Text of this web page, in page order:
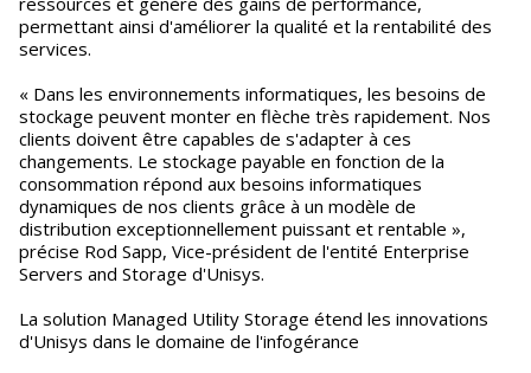
permettant ainsi d'améliorer la qualité et la rentabilité des
services.
« Dans les environnements informatiques, les besoins de
stockage peuvent monter en flèche très rapidement. Nos
clients doivent être capables de s'adapter à ces
changements. Le stockage payable en fonction de la
consommation répond aux besoins informatiques
dynamiques de nos clients grâce à un modèle de
distribution exceptionnellement puissant et rentable »,
précise Rod Sapp, Vice-président de l'entité Enterprise
Servers and Storage d'Unisys.
La solution Managed Utility Storage étend les innovations
d'Unisys dans le domaine de l'infogérance